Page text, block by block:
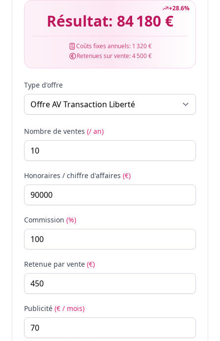
+28.6%
Résultat: 84 180 €
Coûts fixes annuels: 1 320 €
Retenues sur vente:4 500 €
Type d'offre
Nombre de ventes (/ an)
Honoraires / chiffre d'affaires (€)
Commission (%)
Retenue par vente (€)
Publicité (€ / mois)